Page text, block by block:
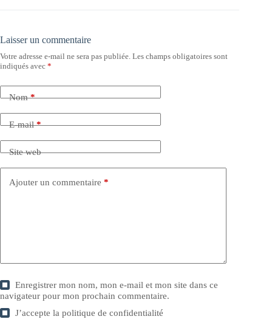
Laisser un commentaire
Votre adresse e-mail ne sera pas publiée. Les champs obligatoires sont
indiqués avec *
Nom*
E-mail*
Site web
Ajouter un commentaire *
Enregistrer mon nom, mon e-mail et mon site dans ce
navigateur pour mon prochain commentaire.
J’accepte lapolitique de confidentialité